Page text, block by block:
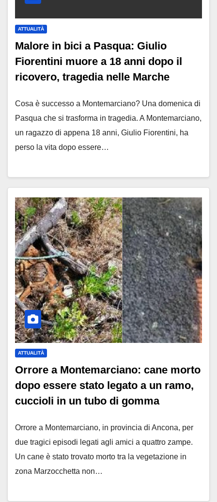
ATTUALITÀ
Malore in bici a Pasqua: Giulio
Fiorentini muore a 18 anni dopo il
ricovero, tragedia nelle Marche
Cosa è successo a Montemarciano? Una domenica di
Pasqua che si trasforma in tragedia. A Montemarciano,
un ragazzo di appena 18 anni, Giulio Fiorentini, ha
perso la vita dopo essere…
ATTUALITÀ
Orrore a Montemarciano: cane morto
dopo essere stato legato a un ramo,
cuccioli in un tubo di gomma
Orrore a Montemarciano, in provincia di Ancona, per
due tragici episodi legati agli amici a quattro zampe.
Un cane è stato trovato morto tra la vegetazione in
zona Marzocchetta non…